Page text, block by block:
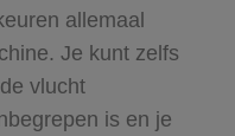
allemaal
Je kunt zelfs
vlucht
is en je